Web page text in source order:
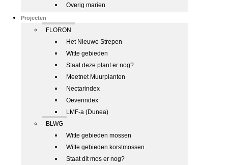
Overig marien
Projecten
FLORON
Het Nieuwe Strepen
Witte gebieden
Staat deze plant er nog?
Meetnet Muurplanten
Nectarindex
Oeverindex
LMF-a (Dunea)
BLWG
Witte gebieden mossen
Witte gebieden korstmossen
Staat dit mos er nog?